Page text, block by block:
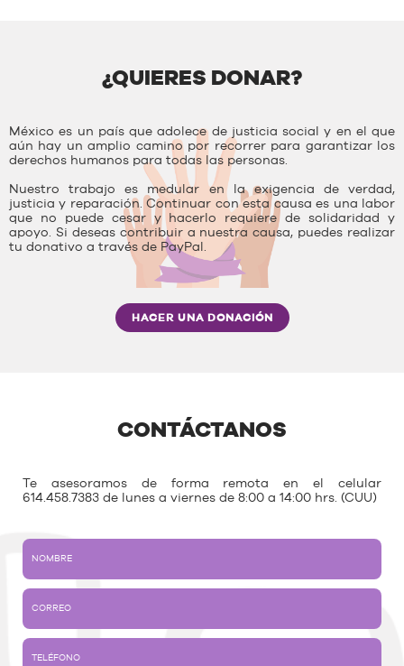
¿QUIERES DONAR?
México es un país que adolece de justicia social y en el que
aún hay un amplio camino por recorrer para garantizar los
derechos humanos para todas las personas.
Nuestro trabajo es medular en la exigencia de verdad,
justicia y reparación. Continuar con esta causa es una labor
que no puede cesar y hacerlo requiere de solidaridad y
apoyo. Si deseas contribuir a nuestra causa, puedes realizar
tu donativo a través de PayPal.
HACER UNA DONACIÓN
CONTÁCTANOS
Te asesoramos de forma remota en el celular
614.458.7383 de lunes a viernes de 8:00 a 14:00 hrs. (CUU)